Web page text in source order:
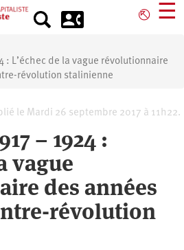
⎋ ☰
: L’échec de la vague révolutionnaire
révolution stalinienne
le Mardi 26 septembre 2017 à 11h22.
– 1924 :
vague
des années
révolution